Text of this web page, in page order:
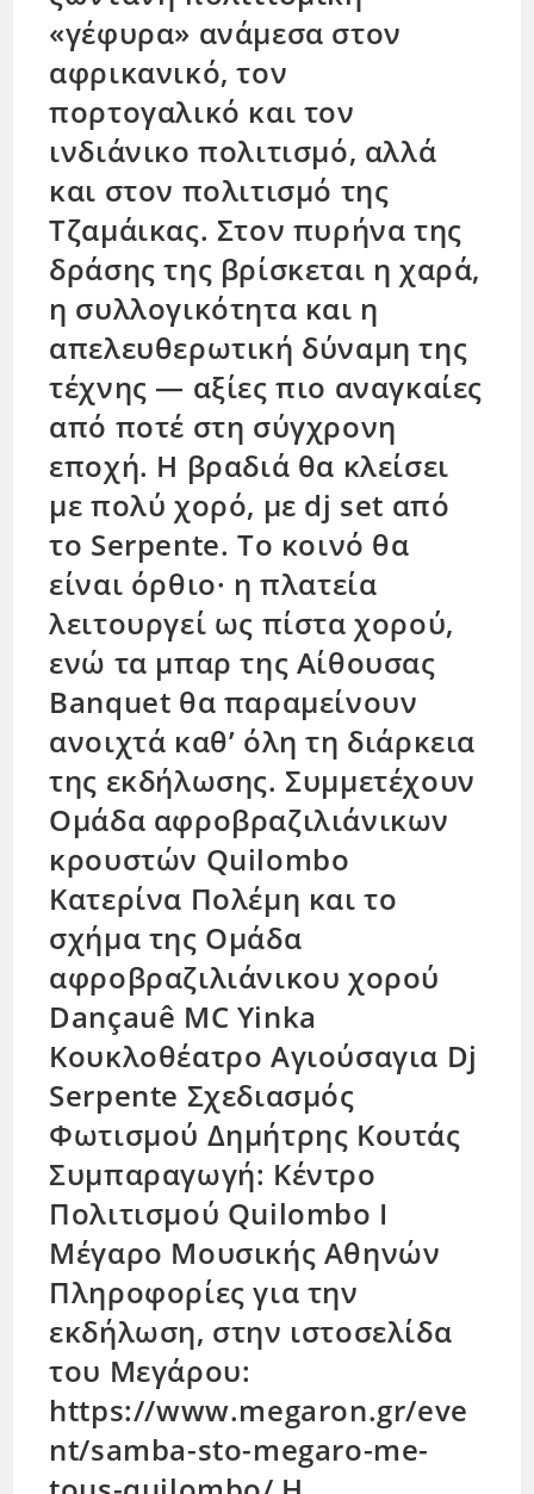
«γέφυρα» ανάμεσα στον
αφρικανικό, τον
πορτογαλικό και τον
ινδιάνικο πολιτισμό, αλλά
και στον πολιτισμό της
Τζαμάικας. Στον πυρήνα της
δράσης της βρίσκεται η χαρά,
η συλλογικότητα και η
απελευθερωτική δύναμη της
τέχνης — αξίες πιο αναγκαίες
από ποτέ στη σύγχρονη
εποχή. Η βραδιά θα κλείσει
με πολύ χορό, με dj set από
το Serpente. Το κοινό θα
είναι όρθιο· η πλατεία
λειτουργεί ως πίστα χορού,
ενώ τα μπαρ της Αίθουσας
Banquet θα παραμείνουν
ανοιχτά καθ’ όλη τη διάρκεια
της εκδήλωσης. Συμμετέχουν
Ομάδα αφροβραζιλιάνικων
κρουστών Quilombo
Κατερίνα Πολέμη και το
σχήμα της Ομάδα
αφροβραζιλιάνικου χορού
Dançauê MC Yinka
Κουκλοθέατρο Αγιούσαγια Dj
Serpente Σχεδιασμός
Φωτισμού Δημήτρης Κουτάς
Συμπαραγωγή: Κέντρο
Πολιτισμού Quilombo Ι
Μέγαρο Μουσικής Αθηνών
Πληροφορίες για την
εκδήλωση, στην ιστοσελίδα
του Μεγάρου:
https://www.megaron.gr/eve
nt/samba-sto-megaro-me-